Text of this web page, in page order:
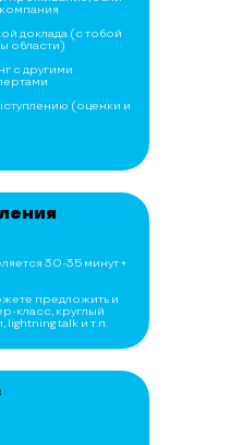
доклада (с тобой
области)
с другими
(оценки и
30-35 минут +
предложить и
класс, круглый
lightning talk и т.п.